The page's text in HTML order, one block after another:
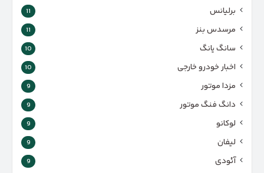
برلیانس 11
مرسدس بنز 11
سانگ یانگ 10
اخبار خودرو خارجی 10
مزدا موتور 9
دانگ فنگ موتور 9
لوکانو 9
لیفان 9
آئودی 9